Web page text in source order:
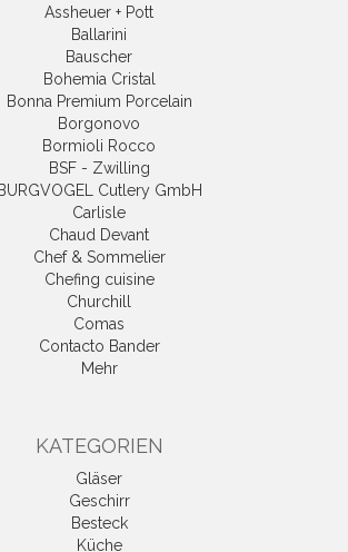
Assheuer + Pott
Ballarini
Bauscher
Bohemia Cristal
Bonna Premium Porcelain
Borgonovo
Bormioli Rocco
BSF - Zwilling
BURGVOGEL Cutlery GmbH
Carlisle
Chaud Devant
Chef & Sommelier
Chefing cuisine
Churchill
Comas
Contacto Bander
Mehr
KATEGORIEN
Gläser
Geschirr
Besteck
Küche